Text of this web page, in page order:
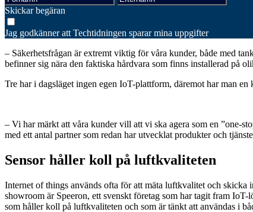
Skickar begäran
Jag godkänner att Techtidningen sparar mina uppgifter
– Säkerhetsfrågan är extremt viktig för våra kunder, både med
befinner sig nära den faktiska hårdvara som finns installerad på
Tre har i dagsläget ingen egen IoT-plattform, däremot har man
– Vi har märkt att våra kunder vill att vi ska agera som en ”one-
med ett antal partner som redan har utvecklat produkter och
Sensor håller koll på luftkvaliteten
Internet of things används ofta för att mäta luftkvalitet och
showroom är Speeron, ett svenskt företag som har tagit fram
som håller koll på luftkvaliteten och som är tänkt att användas i